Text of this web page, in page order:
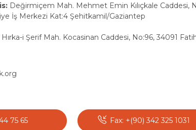
Değirmiçem Mah. Mehmet Emin Kılıçkale Caddesi,
İş Merkezi Kat:4 Şehitkamil/Gaziantep
i Şerif Mah. Kocasinan Caddesi, No:96, 34091
75 65 Fax: +(90) 342 325 1031